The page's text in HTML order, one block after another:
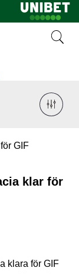
klar för
klara för GIF